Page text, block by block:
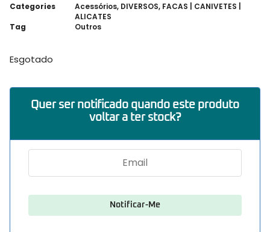
Categories Acessórios, DIVERSOS, FACAS | CANIVETES |
ALICATES
Tag
Outros
Esgotado
Quer ser notificado quando este produto
voltar a ter stock?